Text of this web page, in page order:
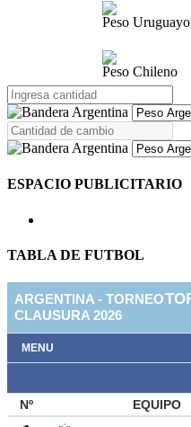
Peso Uruguayo
Peso Chileno
ESPACIO PUBLICITARIO
TABLA DE FUTBOL